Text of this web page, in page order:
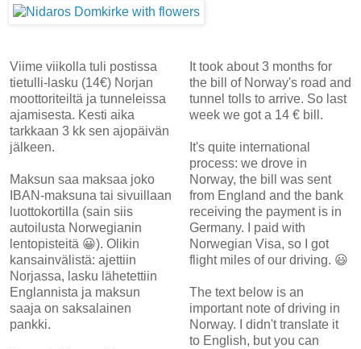
Viime viikolla tuli postissa
tietulli-lasku (14€) Norjan
moottoriteiltä ja tunneleissa
ajamisesta. Kesti aika
tarkkaan 3 kk sen ajopäivän
jälkeen.
Maksun saa maksaa joko
IBAN-maksuna tai sivuillaan
luottokortilla (sain siis
autoilusta Norwegianin
lentopisteitä 😀). Olikin
kansainvälistä: ajettiin
Norjassa, lasku lähetettiin
Englannista ja maksun
saaja on saksalainen
pankki.
It took about 3 months for
the bill of Norway's road and
tunnel tolls to arrive. So last
week we got a 14 € bill.
It's quite international
process: we drove in
Norway, the bill was sent
from England and the bank
receiving the payment is in
Germany. I paid with
Norwegian Visa, so I got
flight miles of our driving. 😃
The text below is an
important note of driving in
Norway. I didn't translate it
to English, but you can